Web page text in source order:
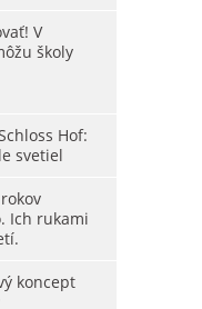
V
školy
Hof:
svetiel
Ich rukami
koncept